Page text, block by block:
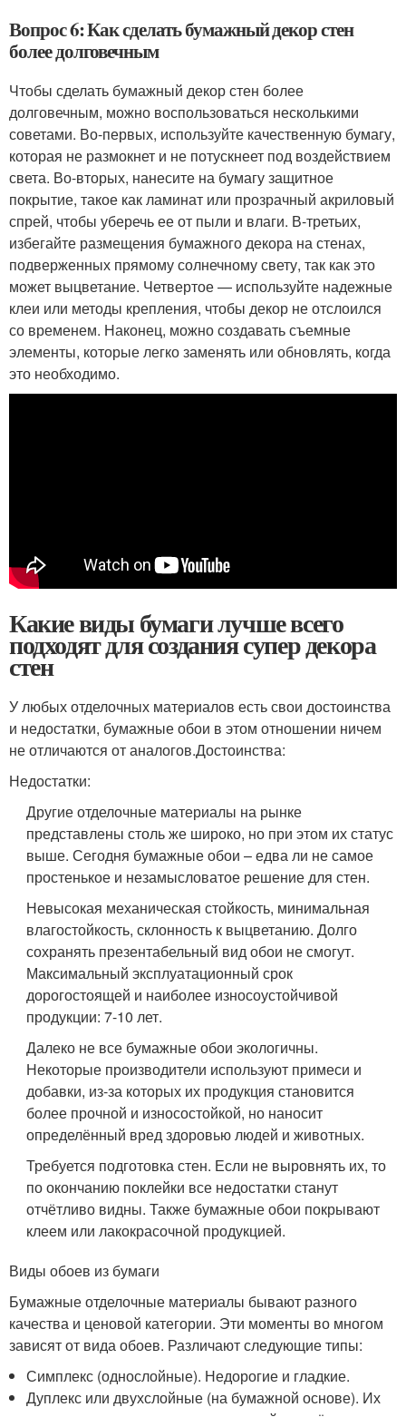
Вопрос 6: Как сделать бумажный декор стен
более долговечным
Чтобы сделать бумажный декор стен более
долговечным, можно воспользоваться несколькими
советами. Во-первых, используйте качественную бумагу,
которая не размокнет и не потускнеет под воздействием
света. Во-вторых, нанесите на бумагу защитное
покрытие, такое как ламинат или прозрачный акриловый
спрей, чтобы уберечь ее от пыли и влаги. В-третьих,
избегайте размещения бумажного декора на стенах,
подверженных прямому солнечному свету, так как это
может выцветание. Четвертое — используйте надежные
клеи или методы крепления, чтобы декор не отслоился
со временем. Наконец, можно создавать съемные
элементы, которые легко заменять или обновлять, когда
это необходимо.
Какие виды бумаги лучше всего
подходят для создания супер декора
стен
У любых отделочных материалов есть свои достоинства
и недостатки, бумажные обои в этом отношении ничем
не отличаются от аналогов.Достоинства:
Недостатки:
Другие отделочные материалы на рынке
представлены столь же широко, но при этом их статус
выше. Сегодня бумажные обои – едва ли не самое
простенькое и незамысловатое решение для стен.
Невысокая механическая стойкость, минимальная
влагостойкость, склонность к выцветанию. Долго
сохранять презентабельный вид обои не смогут.
Максимальный эксплуатационный срок
дорогостоящей и наиболее износоустойчивой
продукции: 7-10 лет.
Далеко не все бумажные обои экологичны.
Некоторые производители используют примеси и
добавки, из-за которых их продукция становится
более прочной и износостойкой, но наносит
определённый вред здоровью людей и животных.
Требуется подготовка стен. Если не выровнять их, то
по окончанию поклейки все недостатки станут
отчётливо видны. Также бумажные обои покрывают
клеем или лакокрасочной продукцией.
Виды обоев из бумаги
Бумажные отделочные материалы бывают разного
качества и ценовой категории. Эти моменты во многом
зависят от вида обоев. Различают следующие типы:
Симплекс (однослойные). Недорогие и гладкие.
Дуплекс или двухслойные (на бумажной основе). Их